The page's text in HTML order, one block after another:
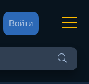
Войти